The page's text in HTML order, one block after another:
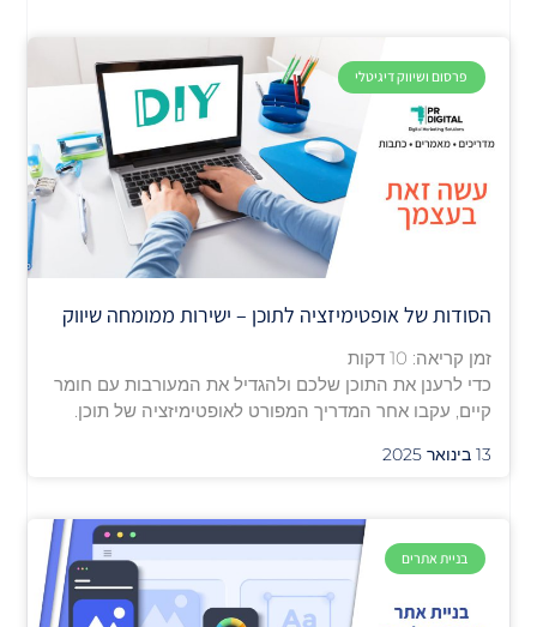
פרסום ושיווק דיגיטלי
הסודות של אופטימיזציה לתוכן – ישירות ממומחה שיווק
זמן קריאה: 10 דקות
כדי לרענן את התוכן שלכם ולהגדיל את המעורבות עם חומר
קיים, עקבו אחר המדריך המפורט לאופטימיזציה של תוכן.
13 בינואר 2025
בניית אתרים